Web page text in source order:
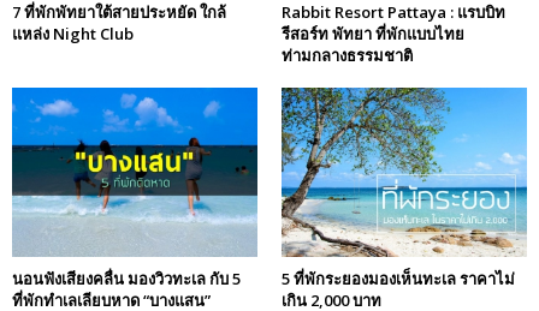
7 ที่พักพัทยาใต้สายประหยัด ใกล้
แหล่ง Night Club
Rabbit Resort Pattaya : แรบบิท
รีสอร์ท พัทยา ที่พักแบบไทย
ท่ามกลางธรรมชาติ
นอนฟังเสียงคลื่น มองวิวทะเล กับ 5
ที่พักทำเลเลียบหาด “บางแสน”
5 ที่พักระยองมองเห็นทะเล ราคาไม่
เกิน 2,000 บาท